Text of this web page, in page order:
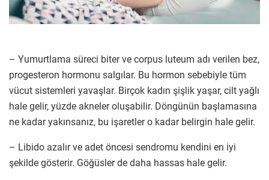
– Yumurtlama süreci biter ve corpus luteum adı verilen bez,
progesteron hormonu salgılar. Bu hormon sebebiyle tüm
vücut sistemleri yavaşlar. Birçok kadın şişlik yaşar, cilt yağlı
hale gelir, yüzde akneler oluşabilir. Döngünün başlamasına
ne kadar yakınsanız, bu işaretler o kadar belirgin hale gelir.
– Libido azalır ve adet öncesi sendromu kendini en iyi
şekilde gösterir. Göğüsler de daha hassas hale gelir.